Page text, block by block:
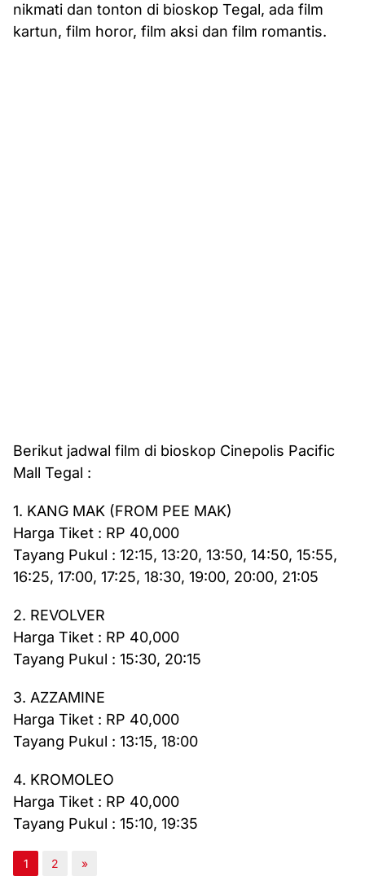
nikmati dan tonton di bioskop Tegal, ada film
kartun, film horor, film aksi dan film romantis.
Berikut jadwal film di bioskop Cinepolis Pacific
Mall Tegal :
1. KANG MAK (FROM PEE MAK)
Harga Tiket : RP 40,000
Tayang Pukul : 12:15, 13:20, 13:50, 14:50, 15:55,
16:25, 17:00, 17:25, 18:30, 19:00, 20:00, 21:05
2. REVOLVER
Harga Tiket : RP 40,000
Tayang Pukul : 15:30, 20:15
3. AZZAMINE
Harga Tiket : RP 40,000
Tayang Pukul : 13:15, 18:00
4. KROMOLEO
Harga Tiket : RP 40,000
Tayang Pukul : 15:10, 19:35
1 2 »